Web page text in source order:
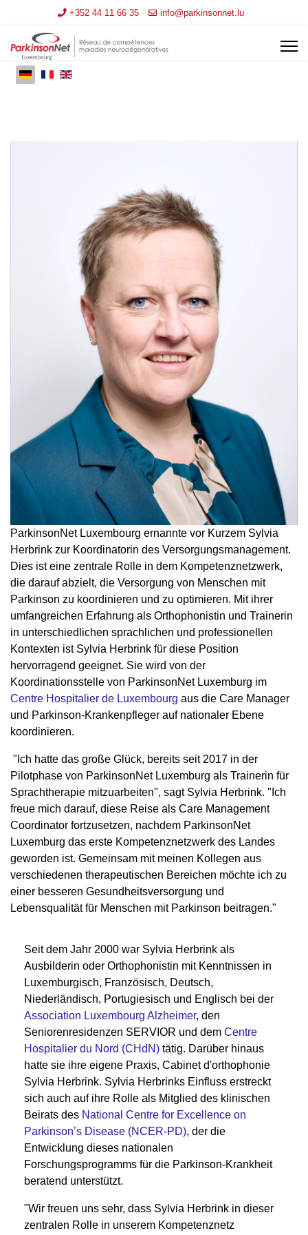
+352 44 11 66 35 info@parkinsonnet.lu
ParkinsonNet Luxembourg ernannte vor Kurzem Sylvia
Herbrink zur Koordinatorin des Versorgungsmanagement.
Dies ist eine zentrale Rolle in dem Kompetenznetzwerk,
die darauf abzielt, die Versorgung von Menschen mit
Parkinson zu koordinieren und zu optimieren. Mit ihrer
umfangreichen Erfahrung als Orthophonistin und Trainerin
in unterschiedlichen sprachlichen und professionellen
Kontexten ist Sylvia Herbrink für diese Position
hervorragend geeignet. Sie wird von der
Koordinationsstelle von ParkinsonNet Luxemburg im
Centre Hospitalier de Luxembourg aus die Care Manager
und Parkinson-Krankenpfleger auf nationaler Ebene
koordinieren.
"Ich hatte das große Glück, bereits seit 2017 in der
Pilotphase von ParkinsonNet Luxemburg als Trainerin für
Sprachtherapie mitzuarbeiten", sagt Sylvia Herbrink. "Ich
freue mich darauf, diese Reise als Care Management
Coordinator fortzusetzen, nachdem ParkinsonNet
Luxemburg das erste Kompetenznetzwerk des Landes
geworden ist. Gemeinsam mit meinen Kollegen aus
verschiedenen therapeutischen Bereichen möchte ich zu
einer besseren Gesundheitsversorgung und
Lebensqualität für Menschen mit Parkinson beitragen."
Seit dem Jahr 2000 war Sylvia Herbrink als
Ausbilderin oder Orthophonistin mit Kenntnissen in
Luxemburgisch, Französisch, Deutsch,
Niederländisch, Portugiesisch und Englisch bei der
Association Luxembourg Alzheimer, den
Seniorenresidenzen SERVIOR und dem Centre
Hospitalier du Nord (CHdN) tätig. Darüber hinaus
hatte sie ihre eigene Praxis, Cabinet d'orthophonie
Sylvia Herbrink. Sylvia Herbrinks Einfluss erstreckt
sich auch auf ihre Rolle als Mitglied des klinischen
Beirats des National Centre for Excellence on
Parkinson’s Disease (NCER-PD), der die
Entwicklung dieses nationalen
Forschungsprogramms für die Parkinson-Krankheit
beratend unterstützt.
"Wir freuen uns sehr, dass Sylvia Herbrink in dieser
zentralen Rolle in unserem Kompetenznetz